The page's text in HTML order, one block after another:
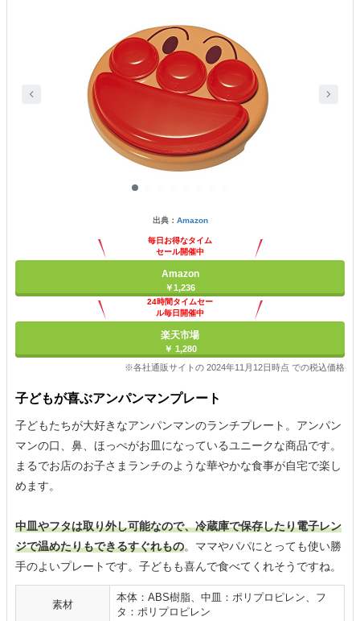
出典： Amazon
毎日お得なタイム
セール開催中
Amazon
￥1,236
24時間タイムセー
ル毎日開催中
楽天市場
￥ 1,280
※各社通販サイトの 2024年11月12日時点 での税込価格
子どもが喜ぶアンパンマンプレート
子どもたちが大好きなアンパンマンのランチプレート。アンパン
マンの口、鼻、ほっぺがお皿になっているユニークな商品です。
まるでお店のお子さまランチのような華やかな食事が自宅で楽し
めます。
中皿やフタは取り外し可能なので、冷蔵庫で保存したり電子レン
ジで温めたりもできるすぐれもの。ママやパパにとっても使い勝
手のよいプレートです。子どもも喜んで食べてくれそうですね。
素材
本体：ABS樹脂、中皿：ポリプロピレン、フ
タ：ポリプロピレン